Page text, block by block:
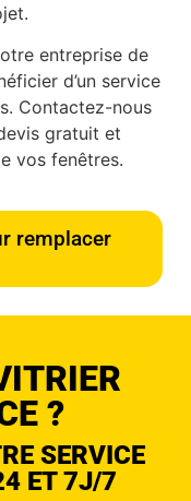
entreprise de
d’un service
Contactez-nous
gratuit et
vos fenêtres.
remplacer
?
SERVICE
ET 7J/7